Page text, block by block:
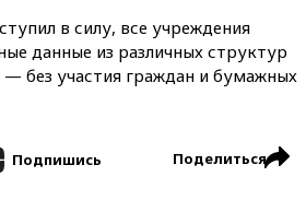
в силу, все учреждения
данные из различных структур
без участия граждан и бумажных
Подпишись Поделиться